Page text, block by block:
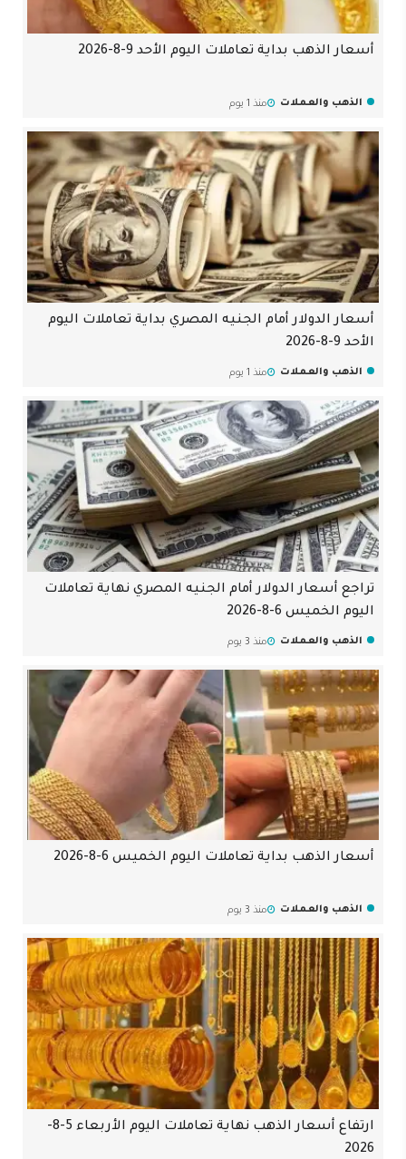
أسعار الذهب بداية تعاملات اليوم الأحد 9-8-2026
الذهب والعملات منذ 1 يوم
أسعار الدولار أمام الجنيه المصري بداية تعاملات اليوم
الأحد 9-8-2026
الذهب والعملات منذ 1 يوم
تراجع أسعار الدولار أمام الجنيه المصري نهاية تعاملات
اليوم الخميس 6-8-2026
الذهب والعملات منذ 3 يوم
أسعار الذهب بداية تعاملات اليوم الخميس 6-8-2026
الذهب والعملات منذ 3 يوم
ارتفاع أسعار الذهب نهاية تعاملات اليوم الأربعاء 5-8-
2026